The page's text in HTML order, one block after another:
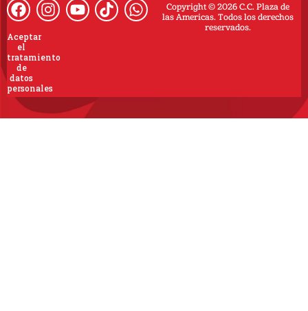
Copyright © 2026 C.C. Plaza de
las Americas. Todos los derechos
reservados.
Aceptar
el
tratamiento
de
datos
personales